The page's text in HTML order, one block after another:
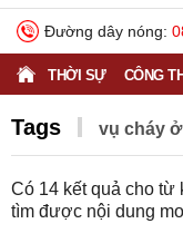
Đường dây nóng:
THỜI SỰ CÔNG
Tags vụ cháy
Có 14 kết quả cho từ
tìm được nội dung